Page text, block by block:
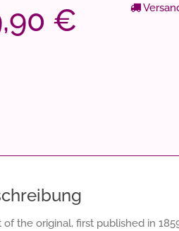
€
of the original, first published in